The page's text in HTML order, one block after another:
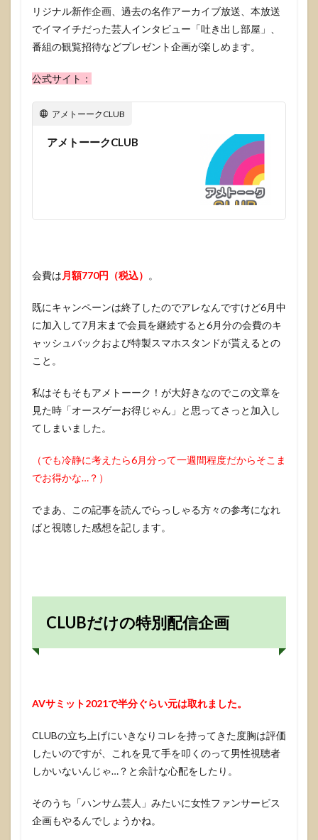
クラ
シッ
ク名
ジナ
まま
配信
4
5
リジナル新作企画、過去の名作アーカイブ放送、本放送
でイマイチだった芸人インタビュー「吐き出し部屋」、
番組の観覧招待などプレゼント企画が楽しめます。
公式サイト：
アメトーークCLUB
アメトーークCLUB
会費は 月額770円（税込） 。
既にキャンペーンは終了したのでアレなんですけど6月中
に加入して7月末まで会員を継続すると6月分の会費のキ
ャッシュバックおよび特製スマホスタンドが貰えるとの
こと。
私はそもそもアメトーーク！が大好きなのでこの文章を
見た時「オースゲーお得じゃん」と思ってさっと加入し
てしまいました。
（でも冷静に考えたら6月分って一週間程度だからそこま
でお得かな…？）
でまあ、この記事を読んでらっしゃる方々の参考になれ
ばと視聴した感想を記します。
CLUBだけの特別配信企画
AVサミット2021で半分ぐらい元は取れました。
CLUBの立ち上げにいきなりコレを持ってきた度胸は評価
したいのですが、これを見て手を叩くのって男性視聴者
しかいないんじゃ…？と余計な心配をしたり。
そのうち「ハンサム芸人」みたいに女性ファンサービス
企画もやるんでしょうかね。